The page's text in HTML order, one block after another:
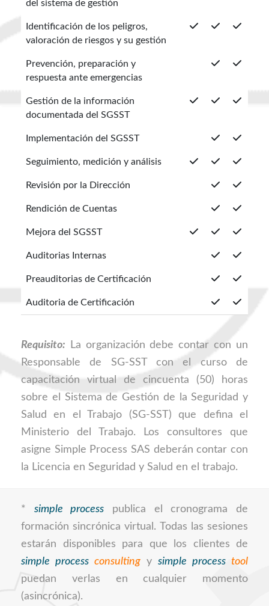
del sistema de gestión
Identificación de los peligros,
valoración de riesgos y su gestión
Prevención, preparación y
respuesta ante emergencias
Gestión de la información
documentada del SGSST
Implementación del SGSST
Seguimiento, medición y análisis
Revisión por la Dirección
Rendición de Cuentas
Mejora del SGSST
Auditorias Internas
Preauditorias de Certificación
Auditoria de Certificación
Requisito: La organización debe contar con un
Responsable de SG-SST con el curso de
capacitación virtual de cincuenta (50) horas
sobre el Sistema de Gestión de la Seguridad y
Salud en el Trabajo (SG-SST) que defina el
Ministerio del Trabajo. Los consultores que
asigne Simple Process SAS deberán contar con
la Licencia en Seguridad y Salud en el trabajo.
* simple process publica el cronograma de
formación sincrónica virtual. Todas las sesiones
estarán disponibles para que los clientes de
simple process consulting y simple process tool
puedan verlas en cualquier momento
(asincrónica).